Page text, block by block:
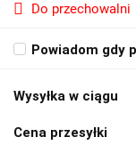
Do przechowalni
Powiadom gdy
Wysyłka w ciągu
Cena przesyłki